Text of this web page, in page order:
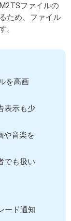
ファイルの
ため、ファイル
。
を高画
表示も少
や音楽を
でも扱い
ード通知